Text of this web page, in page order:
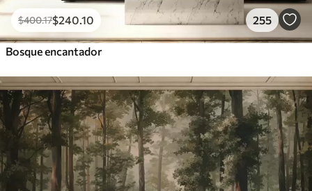
$400.17$240 .10 255
Bosque encantador